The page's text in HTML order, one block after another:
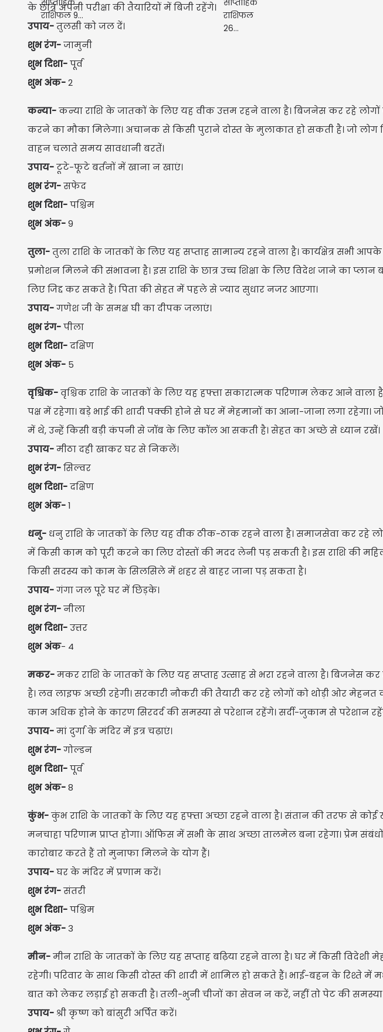
के छात्र अपनी परीक्षा की तैयारियों में बिजी रहेंगे।
उपाय-तुलसी को जल दें।
शुभ रंग-जामुनी
शुभ दिशा-पूर्व
शुभ अंक-2
कन्या-कन्या राशि के जातकों के लिए यह वीक उत्तम रहने वाला है। बिजनेस कर रहे
करने का मौका मिलेगा। अचानक से किसी पुराने दोस्त के मुलाकात हो सकती है। जो
वाहन चलाते समय सावधानी बरतें।
उपाय-टूटे-फूटे बर्तनों में खाना न खाएं।
शुभ रंग-सफेद
शुभ दिशा-पश्चिम
शुभ अंक-9
तुला-तुला राशि के जातकों के लिए यह सप्ताह सामान्य रहने वाला है। कार्यक्षेत्र सभी
प्रमोशन मिलने की संभावना है। इस राशि के छात्र उच्च शिक्षा के लिए विदेश जाने का
लिए जिद्द कर सकते हैं। पिता की सेहत में पहले से ज्याद सुधार नजर आएगा।
उपाय-गणेश जी के समक्ष घी का दीपक जलाएं।
शुभ रंग-पीला
शुभ दिशा-दक्षिण
शुभ अंक- 5
वृश्चिक-वृश्चिक राशि के जातकों के लिए यह हफ्ता सकारात्मक परिणाम लेकर आने
पक्ष में रहेगा। बड़े भाई की शादी पक्की होने से घर में मेहमानों का आना-जाना लगा
में थे, उन्हें किसी बड़ी कंपनी से जॉब के लिए कॉल आ सकती है। सेहत का अच्छे से ध्यान रखें।
उपाय-मीठा दही खाकर घर से निकलें।
शुभ रंग-सिल्वर
शुभ दिशा-दक्षिण
शुभ अंक-1
धनु- धनु राशि के जातकों के लिए यह वीक ठीक-ठाक रहने वाला है। समाजसेवा कर रहे
में किसी काम को पूरी करने का लिए दोस्तों की मदद लेनी पड़ सकती है। इस राशि की
किसी सदस्य को काम के सिलसिले में शहर से बाहर जाना पड़ सकता है।
उपाय-गंगा जल पूरे घर में छिड़के।
शुभ रंग-नीला
शुभ दिशा-उत्तर
शुभ अंक- 4
मकर-मकर राशि के जातकों के लिए यह सप्ताह उत्साह से भरा रहने वाला है। बिजनेस
है। लव लाइफ अच्छी रहेगी। सरकारी नौकरी की तैयारी कर रहे लोगों को थोड़ी ओर
काम अधिक होने के कारण सिरदर्द की समस्या से परेशान रहेंगे। सर्दी-जुकाम से परेशान
उपाय-मां दुर्गा के मंदिर में इत्र चढ़ाएं।
शुभ रंग-गोल्डन
शुभ दिशा-पूर्व
शुभ अंक-8
कुंभ-कुंभ राशि के जातकों के लिए यह हफ्ता अच्छा रहने वाला है। संतान की तरफ से कोई
मनचाहा परिणाम प्राप्त होगा। ऑफिस में सभी के साथ अच्छा तालमेल बना रहेगा। प्रेम
कारोबार करते हैं तो मुनाफा मिलने के योग हैं।
उपाय-घर के मंदिर में प्रणाम करें।
शुभ रंग-संतरी
शुभ दिशा-पश्चिम
शुभ अंक-3
मीन-मीन राशि के जातकों के लिए यह सप्ताह बढ़िया रहने वाला है। घर में किसी
रहेगी। परिवार के साथ किसी दोस्त की शादी में शामिल हो सकते हैं। भाई-बहन के रिश्ते में
बात को लेकर लड़ाई हो सकती है। तली-भुनी चीजों का सेवन न करें, नहीं तो पेट की समस्या
उपाय- श्री कृष्ण को बांसुरी अर्पित करें।